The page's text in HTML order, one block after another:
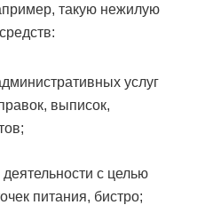
такую нежилую
услуг
выписок,
с целью
питания, бистро;